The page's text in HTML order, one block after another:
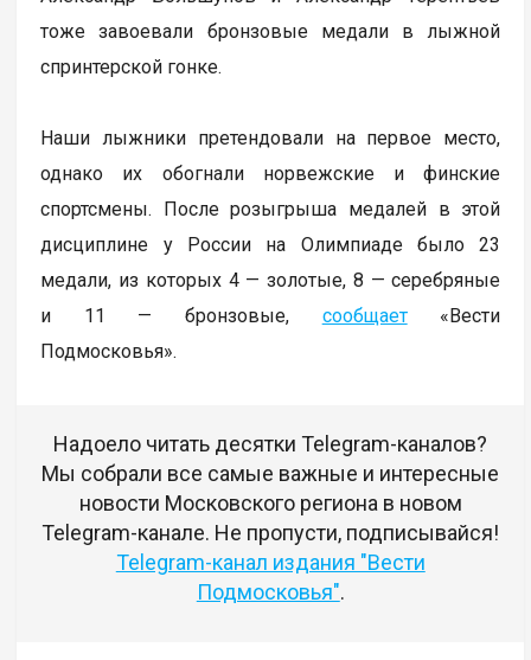
тоже завоевали бронзовые медали в лыжной
спринтерской гонке.
Наши лыжники претендовали на первое место,
однако их обогнали норвежские и финские
спортсмены. После розыгрыша медалей в этой
дисциплине у России на Олимпиаде было 23
медали, из которых 4 — золотые, 8 — серебряные
и 11 — бронзовые, сообщает«Вести
Подмосковья».
Надоело читать десятки Telegram-каналов?
Мы собрали все самые важные и интересные
новости Московского региона в новом
Telegram-канале. Не пропусти, подписывайся!
Telegram-канал издания "Вести
Подмосковья".